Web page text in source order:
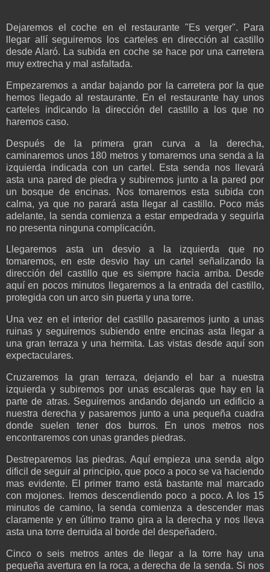
Dejaremos el coche en el restaurante "Es verger". Para
llegar allí seguiremos los carteles en dirección al castillo
desde Alaró. La subida en coche se hace por una carretera
muy extrecha y mal asfaltada.
Empezaremos a andar bajando por la carretera por la que
hemos llegado al restaurante. En el restaurante hay unos
carteles indicando la dirección del castillo a los que no
haremos caso.
Después de la primera gran curva a la derecha,
caminaremos unos 180 metros y tomaremos una senda a la
izquierda indicada con un cartel. Esta senda nos llevará
asta una pared de piedra y subiremos junto a la pared por
un bosque de encinas. Nos tomaremos esta subida con
calma, ya que no parará asta llegar al castillo. Poco más
adelante, la senda comienza a estar empedrada y seguirla
no presenta ninguna complicación.
Llegaremos asta un desvio a la izquierda que no
tomaremos, en este desvio hay un cartel señalizando la
dirección del castillo que es siempre hacia arriba. Desde
aquí en pocos minutos llegaremos a la entrada del castillo,
protegida con un arco sin puerta y una torre.
Una vez en el interior del castillo pasaremos junto a unas
ruinas y seguiremos subiendo entre encinas asta llegar a
una gran terraza y una hermita. Las vistas desde aquí son
expectaculares.
Cruzaremos la gran terraza, dejando el bar a nuestra
izquierda y subiremos por unas escaleras que hay en la
parte de atras. Seguiremos andando dejando un edificio a
nuestra derecha y pasaremos junto a una pequeña cuadra
donde suelen tener dos burros. En unos metros nos
encontraremos con unas grandes piedras.
Destreparemos las piedras. Aquí empieza una senda algo
dificil de seguir al principio, que poco a poco se va haciendo
mas evidente. El primer tramo está bastante mal marcado
con mojones. Iremos descendiendo poco a poco. A los 15
minutos de camino, la senda comienza a descender mas
claramente y en último tramo gira a la derecha y nos lleva
asta una torre derruida al borde del despeñadero.
Cinco o seis metros antes de llegar a la torre hay una
pequeña avertura en la roca, a derecha de la senda. Si nos